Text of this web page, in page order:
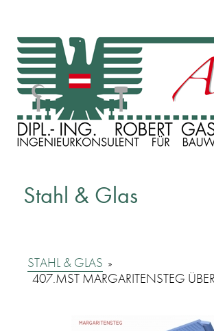
Stahl & Glas
STAHL & GLAS »
407.MST MARGARITENSTEG